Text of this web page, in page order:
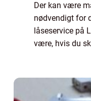
Der kan være
nødvendigt for
låseservice på
være, hvis du